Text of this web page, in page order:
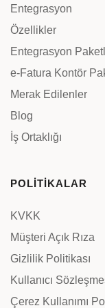
Entegrasyon
Özellikler
Entegrasyon
e-Fatura Kontör
Merak Edilenler
Blog
İş Ortaklığı
POLİTİKALAR
KVKK
Müşteri Açık Rıza
Gizlilik Politikası
Kullanıcı
Çerez Kullanımı